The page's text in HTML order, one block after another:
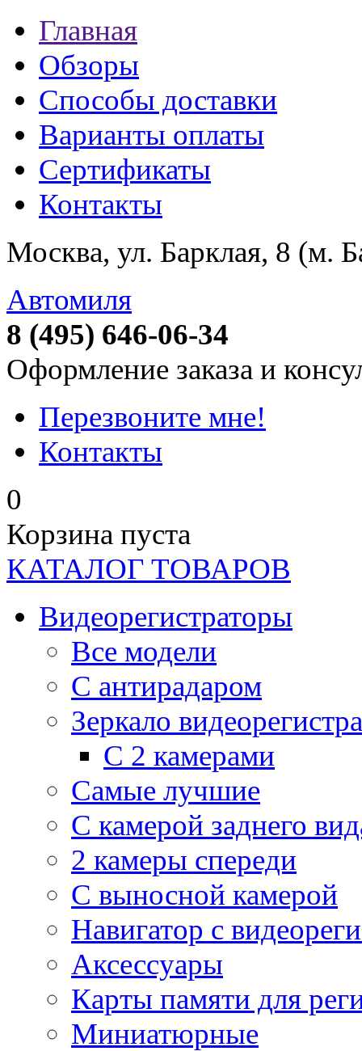
Главная
Обзоры
Способы доставки
Варианты оплаты
Сертификаты
Контакты
Москва, ул. Барклая, 8 (м.
Автомиля
8 (495) 646-06-34
Оформление заказа и
Перезвоните мне!
Контакты
0
Корзина пуста
КАТАЛОГ ТОВАРОВ
Видеорегистраторы
Все модели
C антирадаром
Зеркало
С 2 камерами
Самые лучшие
С камерой заднего
2 камеры спереди
С выносной камерой
Навигатор с
Аксессуары
Карты памяти для
Миниатюрные